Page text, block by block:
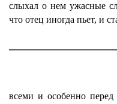
слыхал о нем ужасные
что отец иногда пьет, и
всеми и особенно